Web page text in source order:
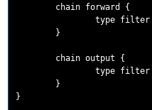
        chain forward {
type
        }
        chain output {
type
        }